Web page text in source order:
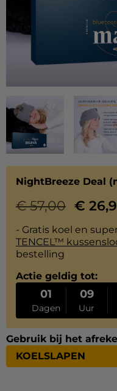
NightBreeze Deal
€57,00 €
- Gratis koel en
TENCEL™
bestelling
Actie geldig tot:
01
Dagen
09
Uur
Gebruik bij het
KOELSLAPEN